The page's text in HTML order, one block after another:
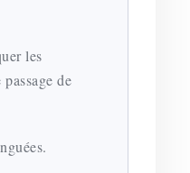
les
de